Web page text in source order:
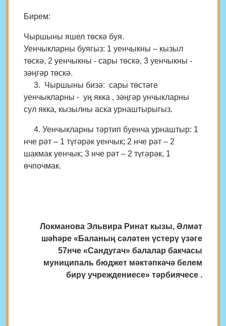
Бирем:
Чыршыны яшел төскә буя.
Уенчыкларны буягыз: 1 уенчыкны – кызыл
төскә, 2 уенчыкны - сары төскә, 3 уенчыкны -
зәңгәр төскә.
3. Чыршыны бизә: сары төстәге
уенчыкларны - уң якка , зәңгәр унчыкларны
сул якка, кызылны аска урнаштырыгыз.
4. Уенчыкларны тәртип буенча урнаштыр: 1
нче рәт – 1 түгәрәк уенчык; 2 нче рәт – 2
шакмак уенчык; 3 нче рәт – 2 түгәрәк, 1
өчпочмак.
Локманова Эльвира Ринат кызы, Әлмәт
шәһәре «Баланың сәләтен үстерү үзәге
57нче «Сандугач» балалар бакчасы
муниципаль бюджет мәктәпкәчә белем
бирү учреждениесе» тәрбиячесе .